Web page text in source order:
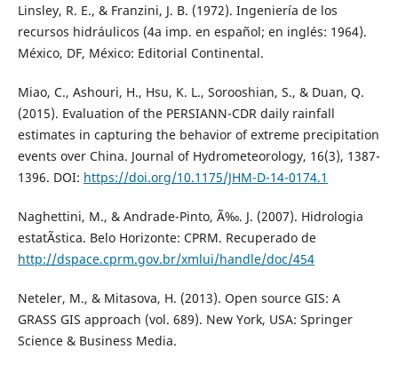
Linsley, R. E., & Franzini, J. B. (1972). Ingeniería de los
recursos hidráulicos (4a imp. en español; en inglés: 1964).
México, DF, México: Editorial Continental.
Miao, C., Ashouri, H., Hsu, K. L., Sorooshian, S., & Duan, Q.
(2015). Evaluation of the PERSIANN-CDR daily rainfall
estimates in capturing the behavior of extreme precipitation
events over China. Journal of Hydrometeorology, 16(3), 1387-
1396. DOI: https://doi.org/10.1175/JHM-D-14-0174.1
Naghettini, M., & Andrade-Pinto, Ã‰. J. (2007). Hidrologia
estatÃ­stica. Belo Horizonte: CPRM. Recuperado de
http://dspace.cprm.gov.br/xmlui/handle/doc/454
Neteler, M., & Mitasova, H. (2013). Open source GIS: A
GRASS GIS approach (vol. 689). New York, USA: Springer
Science & Business Media.